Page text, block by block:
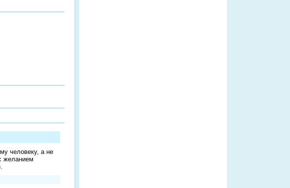
человеку, а не
желанием